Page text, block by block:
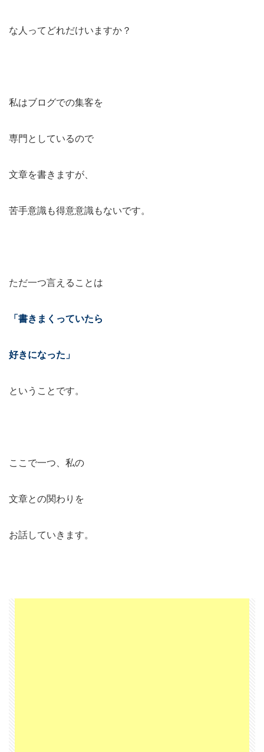
な人ってどれだけいますか？
私はブログでの集客を
専門としているので
文章を書きますが、
苦手意識も得意意識もないです。
ただ一つ言えることは
「書きまくっていたら
好きになった」
ということです。
ここで一つ、私の
文章との関わりを
お話していきます。